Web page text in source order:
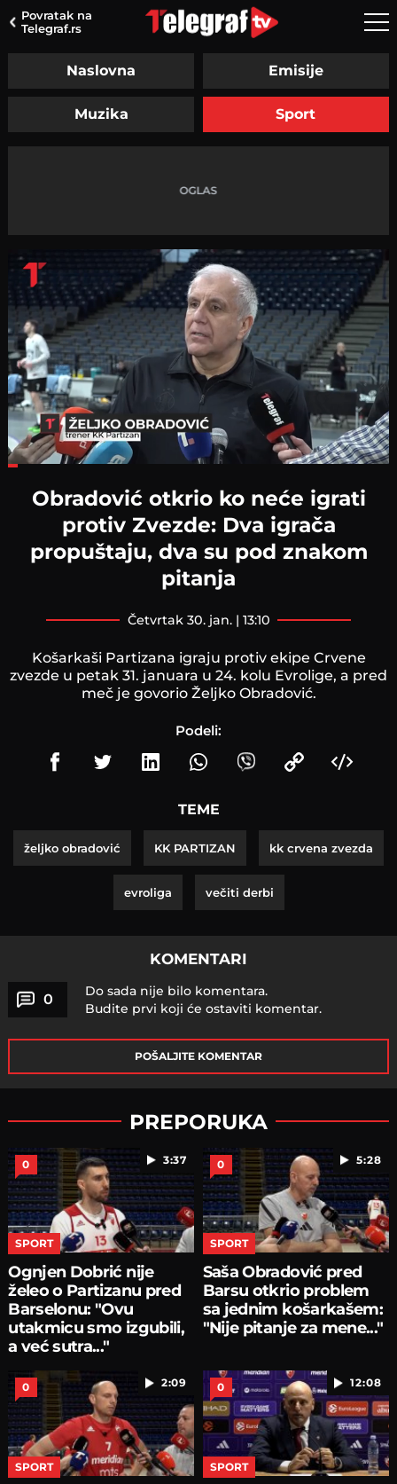
Povratak na
Telegraf.rs
Naslovna Emisije
Muzika Sport
Obradović otkrio ko neće igrati
protiv Zvezde: Dva igrača
propuštaju, dva su pod znakom
pitanja
četvrtak 30. jan. | 13:10
Košarkaši Partizana igraju protiv ekipe Crvene
zvezde u petak 31. januara u 24. kolu Evrolige, a pred
meč je govorio Željko Obradović.
Podeli:
TEME
željko obradović KK PARTIZAN kk crvena zvezda
evroliga večiti derbi
KOMENTARI
0
Do sada nije bilo komentara.
Budite prvi koji će ostaviti komentar.
POŠALJITE KOMENTAR
PREPORUKA
3:37
0
SPORT
Ognjen Dobrić nije
želeo o Partizanu pred
Barselonu: "Ovu
utakmicu smo izgubili,
a već sutra..."
5:28
0
SPORT
Saša Obradović pred
Barsu otkrio problem
sa jednim košarkašem:
"Nije pitanje za mene..."
2:09
0
SPORT
12:08
0
SPORT